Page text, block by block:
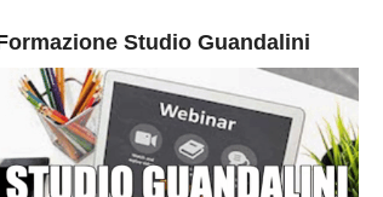
Studio Guandalini